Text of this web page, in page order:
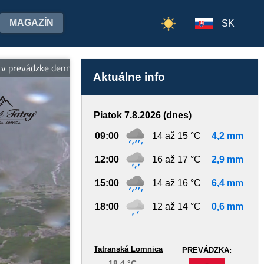
MAGAZÍN SK
denne od 7:00 do 19:00 hod.
Aktuálne info
Piatok 7.8.2026 (dnes)
09:00 14 až 15 °C 4,2 mm
12:00 16 až 17 °C 2,9 mm
15:00 14 až 16 °C 6,4 mm
18:00 12 až 14 °C 0,6 mm
PREVÁDZKA:
Tatranská Lomnica